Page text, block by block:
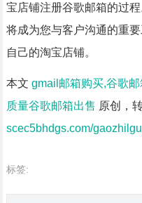
宝店铺注册谷歌邮箱的过
将成为您与客户沟通的重
自己的淘宝店铺。
本文 gmail邮箱购买,谷歌
质量谷歌邮箱出售 原创，
scec5bhdgs.com/
标签: